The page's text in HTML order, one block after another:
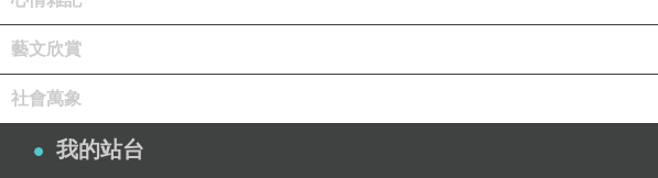
這條步道就在半天岩紫雲寺後面，階梯會先到石頭公園，如果不想爬這段也可以
道，只有一處下坡，之後都是上坡，全程都是產業道路也不會太陡，很好走，途
身(雕)立像，沿著山腰盤旋而上和159甲鄉道相接。是條很適合親子同遊的散步道。
半天岩山的三角點基石其實是位在墓地之中，墓地前(邊緣)有人用白色噴漆在地
頂就是附近居民的墓地，早期的所謂風水寶地都是選風景最美地方埋葬先人，以
藝文欣賞
社會萬象
我的站台